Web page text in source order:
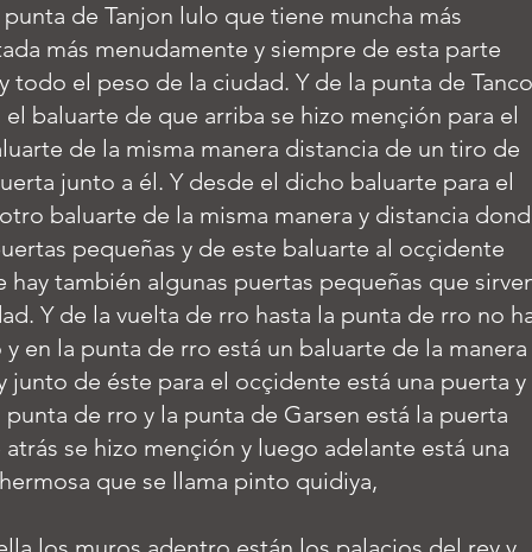
de Tanjon lulo que tiene muncha más
más menudamente y siempre de esta parte
todo el peso de la ciudad. Y de la punta de
baluarte de que arriba se hizo mençión para el
de la misma manera distancia de un tiro de
junto a él. Y desde el dicho baluarte para el
baluarte de la misma manera y distancia
pequeñas y de este baluarte al ocçidente
también algunas puertas pequeñas que
Y de la vuelta de rro hasta la punta de rro no
en la punta de rro está un baluarte de la manera
junto de éste para el ocçidente está una puerta y
de rro y la punta de Garsen está la puerta
se hizo mençión y luego adelante está una
que se llama pinto quidiya,